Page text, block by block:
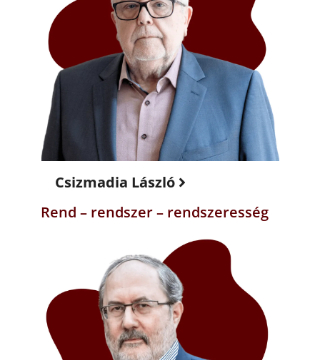
Csizmadia László
Rend – rendszer – rendszeresség